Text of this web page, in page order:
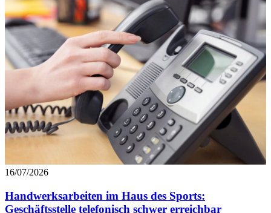
16/07/2026
Handwerksarbeiten im Haus des Sports:
Geschäftsstelle telefonisch schwer erreichbar